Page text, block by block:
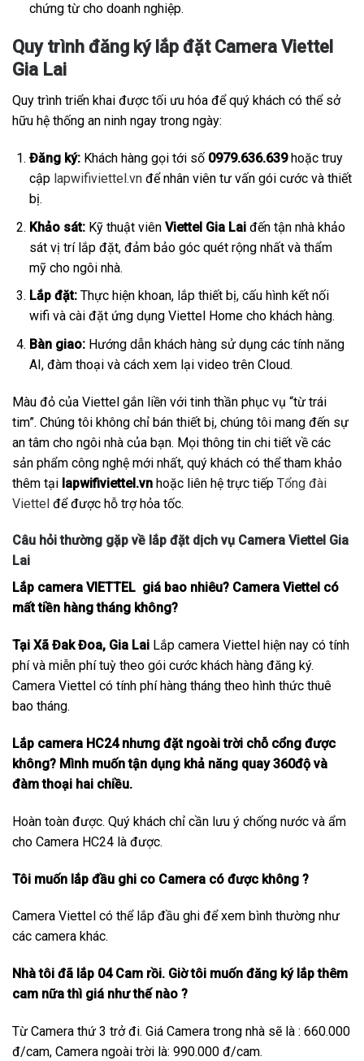
chứng từ cho doanh nghiệp.
Quy trình đăng ký lắp đặt Camera Viettel
Gia Lai
Quy trình triển khai được tối ưu hóa để quý khách có thể sở
hữu hệ thống an ninh ngay trong ngày:
Đăng ký:Khách hàng gọi tới số 0979.636.639hoặc truy
cập lapwifiviettel.vnđể nhân viên tư vấn gói cước và thiết
bị.
Khảo sát:Kỹ thuật viên Viettel Gia Laiđến tận nhà khảo
sát vị trí lắp đặt, đảm bảo góc quét rộng nhất và thẩm
mỹ cho ngôi nhà.
Lắp đặt:Thực hiện khoan, lắp thiết bị, cấu hình kết nối
wifi và cài đặt ứng dụng Viettel Home cho khách hàng.
Bàn giao:Hướng dẫn khách hàng sử dụng các tính năng
AI, đàm thoại và cách xem lại video trên Cloud.
Màu đỏ của Viettel gắn liền với tinh thần phục vụ “từ trái
tim”. Chúng tôi không chỉ bán thiết bị, chúng tôi mang đến sự
an tâm cho ngôi nhà của bạn. Mọi thông tin chi tiết về các
sản phẩm công nghệ mới nhất, quý khách có thể tham khảo
thêm tại lapwifiviettel.vn hoặc liên hệ trực tiếp Tổng đài
Viettel để được hỗ trợ hỏa tốc.
Câu hỏi thường gặp về lắp đặt dịch vụ Camera Viettel Gia
Lai
Lắp camera VIETTEL giá bao nhiêu? Camera Viettel có
mất tiền hàng tháng không?
Tại Xã Đak Đoa, Gia Lai Lắp camera Viettel hiện nay có tính
phí và miễn phí tuỳ theo gói cước khách hàng đăng ký.
Camera Viettel có tính phí hàng tháng theo hình thức thuê
bao tháng.
Lắp camera HC24 nhưng đặt ngoài trời chỗ cổng được
không? Mình muốn tận dụng khả năng quay 360độ và
đàm thoại hai chiều.
Hoàn toàn được. Quý khách chỉ cần lưu ý chống nước và ẩm
cho Camera HC24 là được.
Tôi muốn lắp đầu ghi co Camera có được không ?
Camera Viettel có thể lắp đầu ghi để xem bình thường như
các camera khác.
Nhà tôi đã lắp 04 Cam rồi. Giờ tôi muốn đăng ký lắp thêm
cam nữa thì giá như thế nào ?
Từ Camera thứ 3 trở đi. Giá Camera trong nhà sẽ là : 660.000
đ/cam, Camera ngoài trời là: 990.000 đ/cam.